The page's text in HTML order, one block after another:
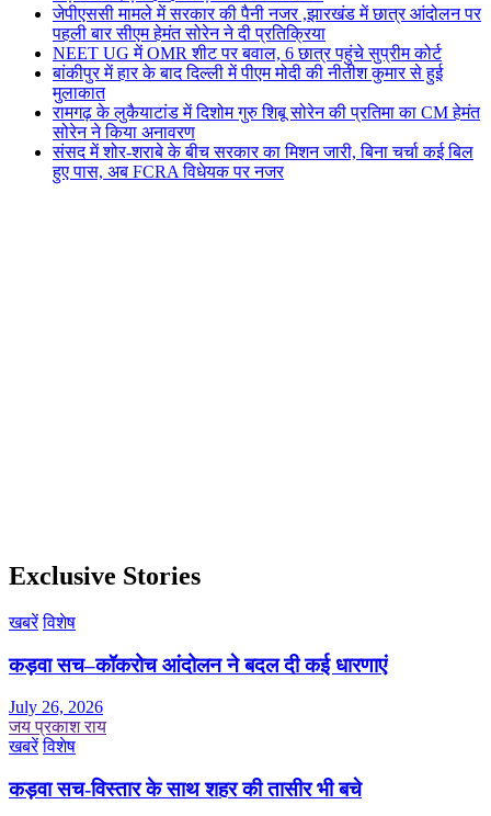
जेपीएससी मामले में सरकार की पैनी नजर ,झारखंड में छात्र आंदोलन पर
पहली बार सीएम हेमंत सोरेन ने दी प्रतिक्रिया
NEET UG में OMR शीट पर बवाल, 6 छात्र पहुंचे सुप्रीम कोर्ट
बांकीपुर में हार के बाद दिल्ली में पीएम मोदी की नीतीश कुमार से हुई
मुलाकात
रामगढ़ के लुकैयाटांड में दिशोम गुरु शिबू सोरेन की प्रतिमा का CM हेमंत
सोरेन ने किया अनावरण
संसद में शोर-शराबे के बीच सरकार का मिशन जारी, बिना चर्चा कई बिल
हुए पास, अब FCRA विधेयक पर नजर
Exclusive Stories
खबरें विशेष
कड़वा सच–कॉकरोच आंदोलन ने बदल दी कई धारणाएं
July 26, 2026
जय प्रकाश राय
खबरें विशेष
कड़वा सच-विस्तार के साथ शहर की तासीर भी बचे